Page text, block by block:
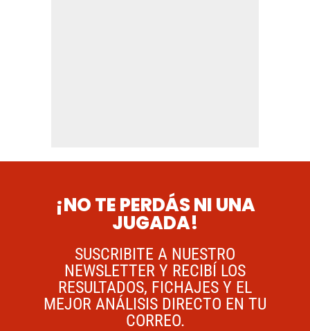
¡NO TE PERDÁS NI UNA
JUGADA!
SUSCRIBITE A NUESTRO
NEWSLETTER Y RECIBÍ LOS
RESULTADOS, FICHAJES Y EL
MEJOR ANÁLISIS DIRECTO EN TU
CORREO.